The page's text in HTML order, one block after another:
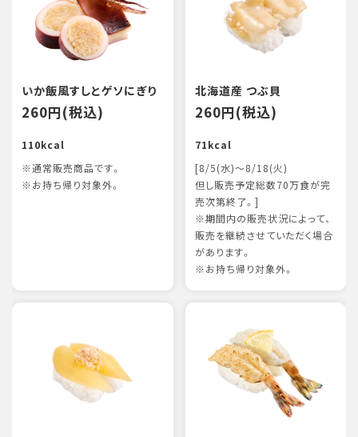
いか飯風すしとゲソにぎり
260円(税込)
110kcal
※通常販売商品です。
※お持ち帰り対象外。
北海道産 つぶ貝
260円(税込)
71kcal
[8/5(水)～8/18(火)
但し販売予定総数70万食が完
売次第終了。]
※期間内の販売状況によって、
販売を継続させていただく場合
があります。
※お持ち帰り対象外。